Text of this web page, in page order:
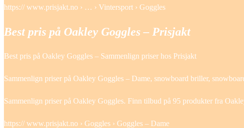
https:// www.prisjakt.no › … › Vintersport › Goggles
Best pris på Oakley Goggles – Prisjakt
Best pris på Oakley Goggles – Sammenlign priser hos Prisjakt
Sammenlign priser på Oakley Goggles – Dame, snowboard briller,
Sammenlign priser på Oakley Goggles. Finn tilbud på 95 produkter fra
https:// www.prisjakt.no › Goggles › Goggles – Dame